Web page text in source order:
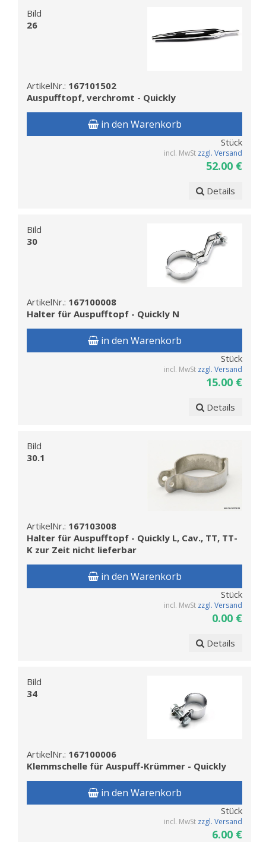
Bild
26
ArtikelNr.: 167101502
Auspufftopf, verchromt - Quickly
in den Warenkorb
Stück
incl. MwSt zzgl. Versand
52.00 €
Details
Bild
30
ArtikelNr.: 167100008
Halter für Auspufftopf - Quickly N
in den Warenkorb
Stück
incl. MwSt zzgl. Versand
15.00 €
Details
Bild
30.1
ArtikelNr.: 167103008
Halter für Auspufftopf - Quickly L, Cav., TT, TT-
K zur Zeit nicht lieferbar
in den Warenkorb
Stück
incl. MwSt zzgl. Versand
0.00 €
Details
Bild
34
ArtikelNr.: 167100006
Klemmschelle für Auspuff-Krümmer - Quickly
in den Warenkorb
Stück
incl. MwSt zzgl. Versand
6.00 €